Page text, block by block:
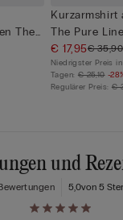
The
Kurzarmshirt
The Pure
€ 17,95€ 35,90
Niedrigster Preis
Tagen: € 25,10 -
Regulärer Preis: €
und
5,0von 5